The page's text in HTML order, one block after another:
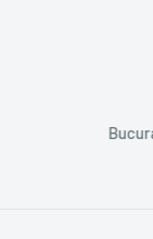
ca in